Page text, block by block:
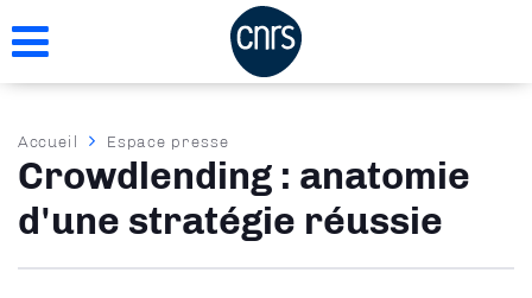
au
Fil
d'Ariane
Accueil Espace presse
Crowdlending : anatomie
d'une stratégie réussie